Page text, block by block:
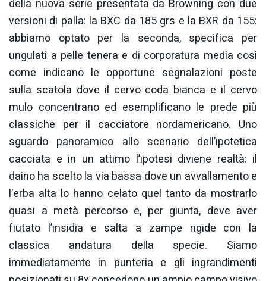
della nuova serie presentata da Browning con due
versioni di palla: la BXC da 185 grs e la BXR da 155:
abbiamo optato per la seconda, specifica per
ungulati a pelle tenera e di corporatura media così
come indicano le opportune segnalazioni poste
sulla scatola dove il cervo coda bianca e il cervo
mulo concentrano ed esemplificano le prede più
classiche per il cacciatore nordamericano. Uno
sguardo panoramico allo scenario dell’ipotetica
cacciata e in un attimo l’ipotesi diviene realtà: il
daino ha scelto la via bassa dove un avvallamento e
l’erba alta lo hanno celato quel tanto da mostrarlo
quasi a metà percorso e, per giunta, deve aver
fiutato l’insidia e salta a zampe rigide con la
classica andatura della specie. Siamo
immediatamente in punteria e gli ingrandimenti